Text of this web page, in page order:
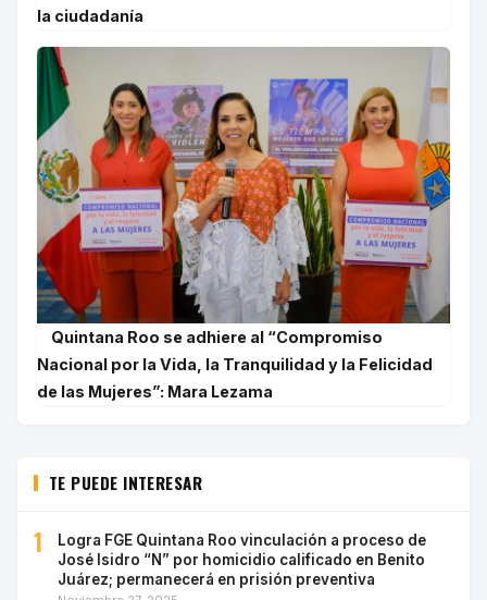
la ciudadanía
Quintana Roo se adhiere al “Compromiso
Nacional por la Vida, la Tranquilidad y la Felicidad
de las Mujeres”: Mara Lezama
TE PUEDE INTERESAR
1
Logra FGE Quintana Roo vinculación a proceso de
José Isidro “N” por homicidio calificado en Benito
Juárez; permanecerá en prisión preventiva